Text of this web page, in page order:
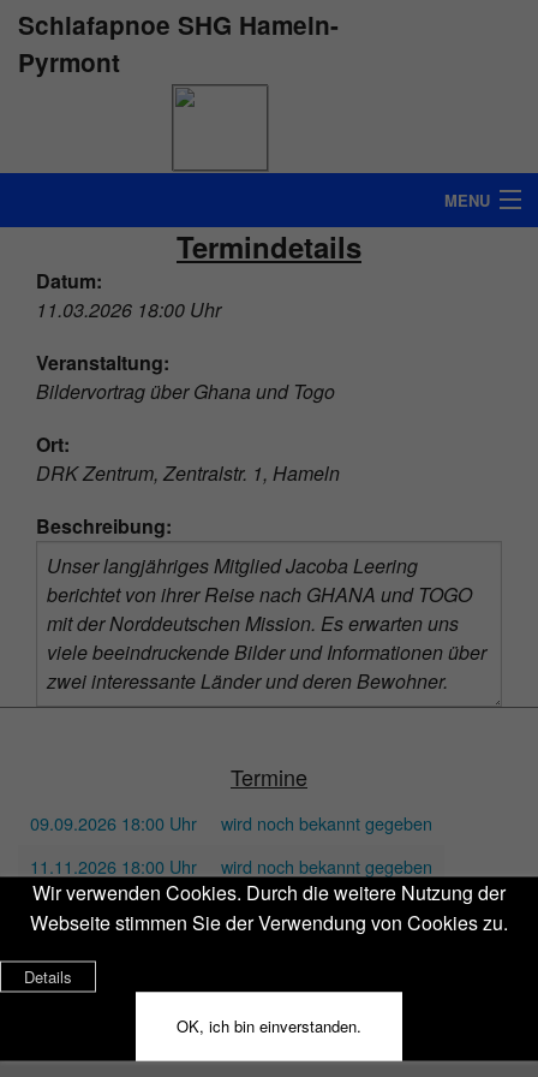
Wir verwenden Cookies. Durch die weitere Nutzung der
Webseite stimmen Sie der Verwendung von Cookies zu.
Details
OK, ich bin einverstanden.
Schlafapnoe SHG Hameln-
Pyrmont
MENU
INFO
ÜBER UNS
INTERESSANTE LINKS
KONTAKT
Termindetails
Datum:
11.03.2026 18:00 Uhr
Veranstaltung:
Bildervortrag über Ghana und Togo
Ort:
DRK Zentrum, Zentralstr. 1, Hameln
Beschreibung:
Termine
09.09.2026 18:00 Uhr
wird noch bekannt gegeben
11.11.2026 18:00 Uhr
wird noch bekannt gegeben
Ⓒ 2019 Schlafapnoe SHG
Login
Impressum